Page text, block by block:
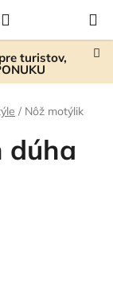
turistov,
KOŠÍK
/ Nôž motýlik
dúha